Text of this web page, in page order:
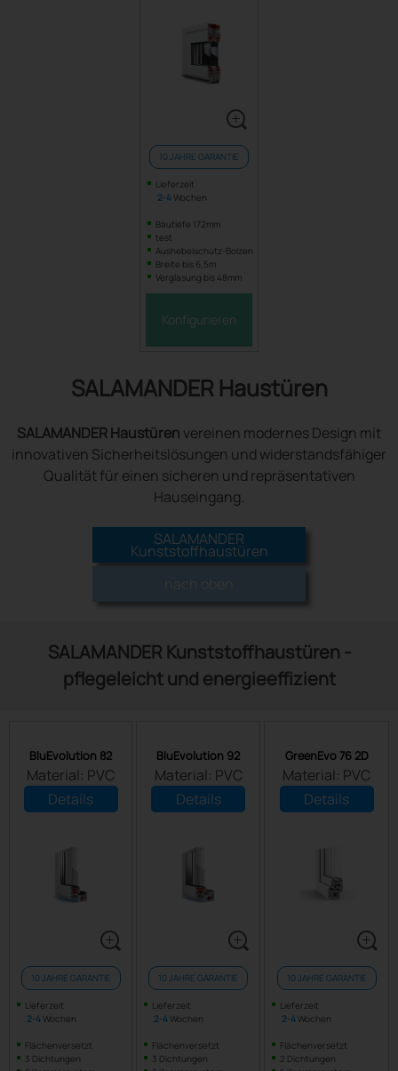
10 JAHRE GARANTIE
Lieferzeit
2 4Wochen
Bautiefe 172mm
test
Aushebelschutz-Bolzen
Breite bis 6,5m
Verglasung bis 48mm
Konfigurieren
SALAMANDER Haustüren
SALAMANDER Haustüren vereinen modernes Design mit
innovativen Sicherheitslösungen und widerstandsfähiger
Qualität für einen sicheren und repräsentativen
Hauseingang.
SALAMANDER
Kunststoffhaustüren
SALAMANDER Kunststoffhaustüren -
pflegeleicht und energieeffizient
BluEvolution 82
Material: PVC
Details
10 JAHRE GARANTIE
Lieferzeit
2 4Wochen
Flächenversetzt
3 Dichtungen
BluEvolution 92
Material: PVC
Details
10 JAHRE GARANTIE
Lieferzeit
2 4Wochen
Flächenversetzt
3 Dichtungen
GreenEvo 76 2D
Material: PVC
Details
10 JAHRE GARANTIE
Lieferzeit
2 4Wochen
Flächenversetzt
2 Dichtungen